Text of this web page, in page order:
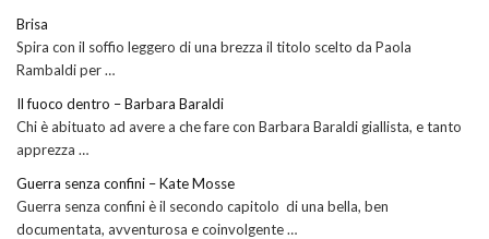
Brisa
Spira con il soffio leggero di una brezza il titolo scelto da Paola
Rambaldi per …
Il fuoco dentro – Barbara Baraldi
Chi è abituato ad avere a che fare con Barbara Baraldi giallista, e tanto
apprezza …
Guerra senza confini – Kate Mosse
Guerra senza confini è il secondo capitolo di una bella, ben
documentata, avventurosa e coinvolgente …